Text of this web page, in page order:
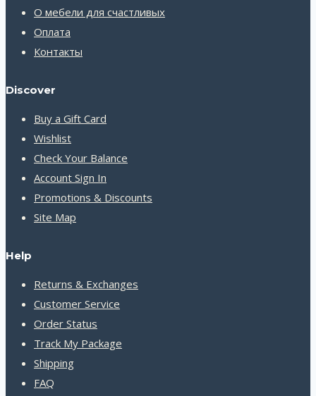
О мебели для счастливых
Оплата
Контакты
Discover
Buy a Gift Card
Wishlist
Check Your Balance
Account Sign In
Promotions & Discounts
Site Map
Help
Returns & Exchanges
Customer Service
Order Status
Track My Package
Shipping
FAQ